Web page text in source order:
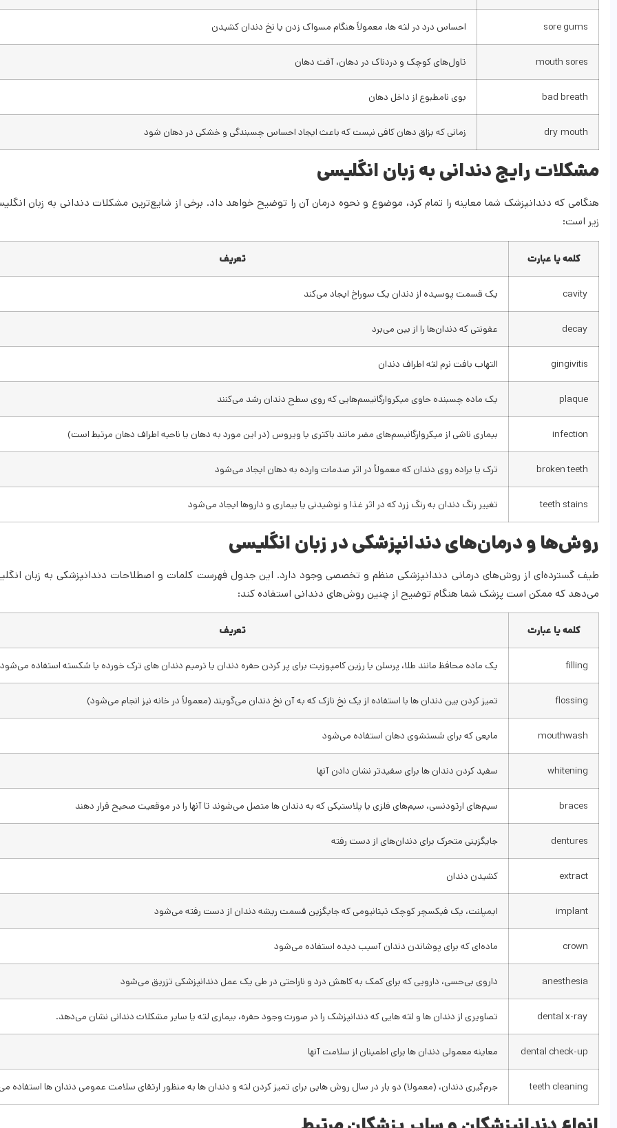
sore gums احساس درد در لثه ها، معمولاً هنگام مسواک زدن یا نخ دندان کشیدن
mouth sores تاول‌های کوچک و دردناک در دهان، آفت دهان
bad breath بوی نامطبوع از داخل دهان
dry mouth زمانی که بزاق دهان کافی نیست که باعث ایجاد احساس چسبندگی و خشکی در دهان شود
مشکلات رایج دندانی به زبان انگلیسی
هنگامی که دندانپزشک شما معاینه را تمام کرد، موضوع و نحوه درمان آن را توضیح خواهد داد. برخی از شایع‌ترین مشکلات دندانی به زبان
زیر است:
کلمه یا عبارت تعریف
cavity یک قسمت پوسیده از دندان یک سوراخ ایجاد می‌کند
decay عفونتی که دندان‌ها را از بین می‌برد
gingivitis التهاب بافت نرم لثه اطراف دندان
plaque یک ماده چسبنده حاوی میکروارگانیسم‌هایی که روی سطح دندان رشد می‌کنند
infection بیماری ناشی از میکروارگانیسم‌های مضر مانند باکتری یا ویروس (در این مورد به دهان یا ناحیه اطراف دهان مرتبط است)
broken teeth ترک یا براده روی دندان که معمولاً در اثر صدمات وارده به دهان ایجاد می‌شود
teeth stains تغییر رنگ دندان به رنگ زرد که در اثر غذا و نوشیدنی یا بیماری و داروها ایجاد می‌شود
روش‌ها و درمان‌های دندانپزشکی در زبان انگلیسی
طیف گسترده‌ای از روش‌های درمانی دندانپزشکی منظم و تخصصی وجود دارد. این جدول فهرست کلمات و اصطلاحات دندانپزشکی به زبان
می‌دهد که ممکن است پزشک شما هنگام توضیح از چنین روش‌های دندانی استفاده کند:
کلمه یا عبارت تعریف
filling یک ماده محافظ مانند طلا، پرسلن یا رزین کامپوزیت برای پر کردن حفره دندان یا ترمیم دندان های ترک خورده یا شکسته استفاده
flossing تمیز کردن بین دندان ها با استفاده از یک نخ نازک که به آن نخ دندان می‌گویند (معمولاً در خانه نیز انجام می‌شود)
mouthwash مایعی که برای شستشوی دهان استفاده می‌شود
whitening سفید کردن دندان ها برای سفیدتر نشان دادن آنها
braces سیم‌های ارتودنسی، سیم‌های فلزی یا پلاستیکی که به دندان ها متصل می‌شوند تا آنها را در موقعیت صحیح قرار دهند
dentures جایگزینی متحرک برای دندان‌های از دست رفته
extract کشیدن دندان
implant ایمپلنت، یک فیکسچر کوچک تیتانیومی که جایگزین قسمت ریشه دندان از دست رفته می‌شود
crown ماده‌ای که برای پوشاندن دندان آسیب دیده استفاده می‌شود
anesthesia داروی بی‌حسی، دارویی که برای کمک به کاهش درد و ناراحتی در طی یک عمل دندانپزشکی تزریق می‌شود
dental x-ray تصاویری از دندان ها و لثه هایی که دندانپزشک را در صورت وجود حفره، بیماری لثه یا سایر مشکلات دندانی نشان می‌دهد.
dental check-up معاینه معمولی دندان ها برای اطمینان از سلامت آنها
teeth cleaning جرم‌گیری دندان، (معمولا) دو بار در سال روش هایی برای تمیز کردن لثه و دندان ها به منظور ارتقای سلامت عمومی دندان ها استفاده